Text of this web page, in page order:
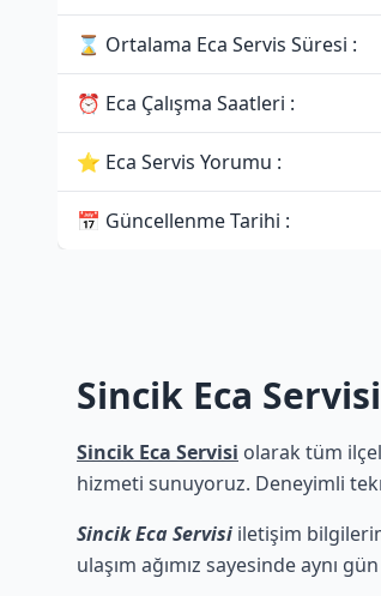
⌛ Ortalama Eca Servis Süresi :
⏰ Eca Çalışma Saatleri :
⭐ Eca Servis Yorumu :
📅 Güncellenme Tarihi :
Sincik Eca Servisi
Sincik Eca Servisi olarak tüm
hizmeti sunuyoruz. Deneyimli
Sincik Eca Servisi iletişim
ulaşım ağımız sayesinde aynı